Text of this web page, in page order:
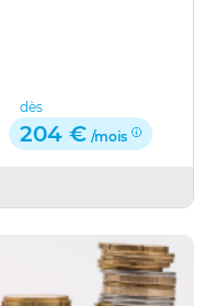
dès
204 € /mois